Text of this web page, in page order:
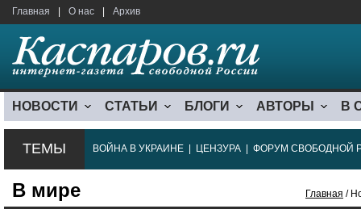
Главная О нас Архив
НОВОСТИ СТАТЬИ БЛОГИ АВТОРЫ В
ТЕМЫ ВОЙНА В УКРАИНЕ ЦЕНЗУРА ФОРУМ СВОБОДНОЙ
В мире Главная /